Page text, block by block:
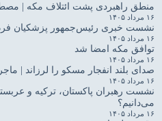
منطق راهبردی پشت ائتلاف مکه |
۱۶ مرداد ۱۴۰۵
نشست خبری رئیس‌جمهور پزشکیان
۱۶ مرداد ۱۴۰۵
توافق مکه امضا شد
۱۶ مرداد ۱۴۰۵
صدای بلند انفجار مسکو را لرزاند |
۱۶ مرداد ۱۴۰۵
نشست رهبران پاکستان، ترکیه و
می‌دانیم؟
۱۶ مرداد ۱۴۰۵